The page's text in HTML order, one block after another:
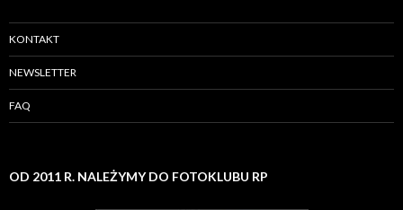
KONTAKT
NEWSLETTER
FAQ
OD 2011 R. NALEŻYMY DO FOTOKLUBU RP